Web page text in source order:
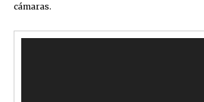
cámaras.